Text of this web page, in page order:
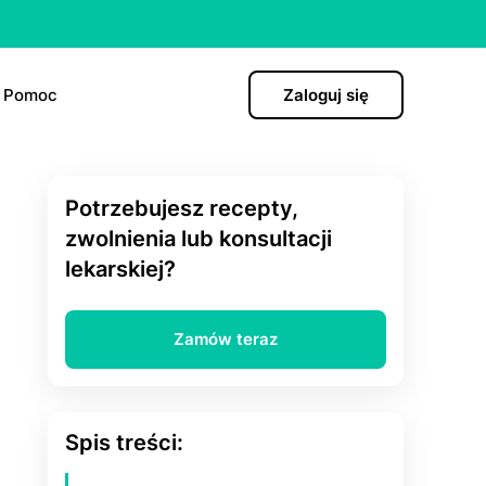
Pomoc Zaloguj się
Potrzebujesz recepty,
zwolnienia lub konsultacji
lekarskiej?
Zamów teraz
Spis treści: